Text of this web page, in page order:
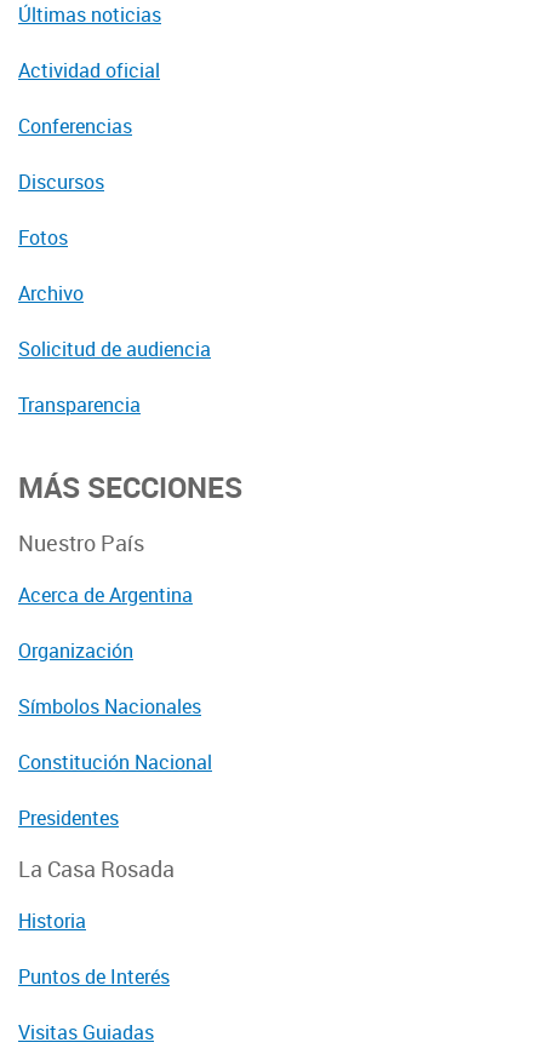
Últimas noticias
Actividad oficial
Conferencias
Discursos
Fotos
Archivo
Solicitud de audiencia
Transparencia
MÁS SECCIONES
Nuestro País
Acerca de Argentina
Organización
Símbolos Nacionales
Constitución Nacional
Presidentes
La Casa Rosada
Historia
Puntos de Interés
Visitas Guiadas